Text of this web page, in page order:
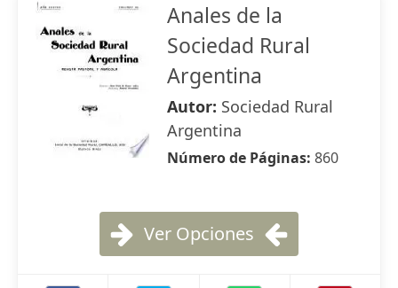
Anales de la
Sociedad Rural
Argentina
Autor: Sociedad Rural
Argentina
Número de Páginas: 860
Ver Opciones